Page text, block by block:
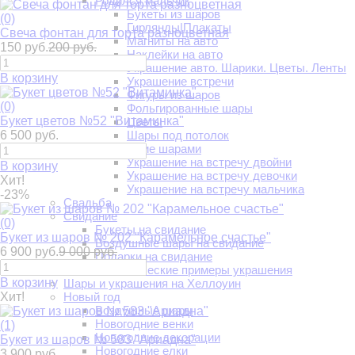
Букеты из шаров
Гирлянды|Плакаты
Магниты на авто
Наклейки на авто
Украшение авто. Шарики. Цветы. Ленты
Украшение встречи
Фигуры из шаров
Фольгированные шары
Цветы
Шары под потолок
Украшение шарами
Украшение на встречу двойни
Украшение на встречу девочки
Украшение на встречу мальчика
Свадьба
Свидание
Букеты на свидание
Воздушные шары на свидание
Подарки на свидание
Романтические примеры украшения
Шары и украшения на Хеллоуин
Новый год
Воздушные шары
Новогодние венки
Новогодние декорации
Новогодние елки
(0)
Свеча фонтан для торта разноцветная
150 руб.200 руб.
В корзину
(0)
Букет цветов №52 "Витаминка"
6 500 руб.
В корзину
Хит!
-23%
(0)
Букет из шаров № 202 "Карамельное счастье"
6 900 руб.9 000 руб.
В корзину
Хит!
(1)
Букет из шаров № 583 "Ариадна"